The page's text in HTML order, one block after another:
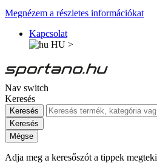
Megnézem a részletes információkat
Kapcsolat
HU >
Nav switch
Keresés
Keresés
Keresés
Mégse
Adja meg a keresőszót a tippek